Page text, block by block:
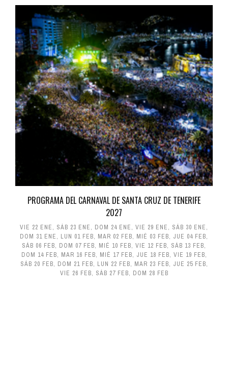
PROGRAMA DEL CARNAVAL DE SANTA CRUZ DE TENERIFE
2027
VIE 22 ENE, SÁB 23 ENE, DOM 24 ENE, VIE 29 ENE, SÁB 30 ENE,
DOM 31 ENE, LUN 01 FEB, MAR 02 FEB, MIÉ 03 FEB, JUE 04 FEB,
SÁB 06 FEB, DOM 07 FEB, MIÉ 10 FEB, VIE 12 FEB, SÁB 13 FEB,
DOM 14 FEB, MAR 16 FEB, MIÉ 17 FEB, JUE 18 FEB, VIE 19 FEB,
SÁB 20 FEB, DOM 21 FEB, LUN 22 FEB, MAR 23 FEB, JUE 25 FEB,
VIE 26 FEB, SÁB 27 FEB, DOM 28 FEB